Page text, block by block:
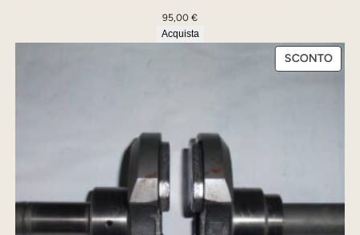
95,00 €
Acquista
SCONTO
IN